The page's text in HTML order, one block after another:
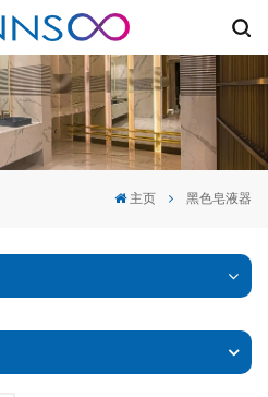
主页 黑色皂液器